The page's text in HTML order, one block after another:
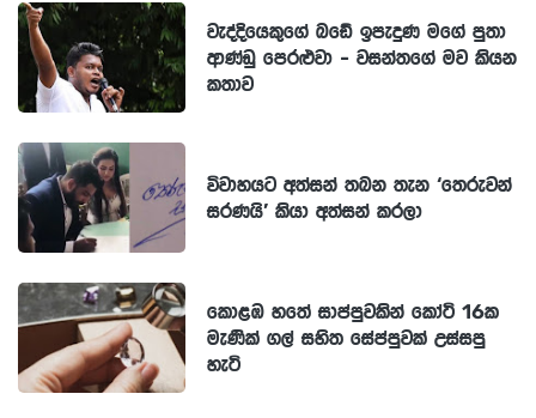
වැද්දියෙකුගේ බඩේ ඉපැදුණ මගේ පුතා
ආණ්ඩු පෙරළුවා - වසන්තගේ මව කියන
කතාව
විවාහයට අත්සන් තබන තැන ‘තෙරුවන්
සරණයි’ කියා අත්සන් කරලා
කොළඹ හතේ සාප්පුවකින් කෝටි 16ක
මැණික් ගල් සහිත සේප්පුවක් උස්සපු
හැටි